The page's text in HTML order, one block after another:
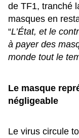
de TF1, tranché
masques en
“L’État, et le
à payer des
monde tout le
Le masque
négligeable
Le virus circule